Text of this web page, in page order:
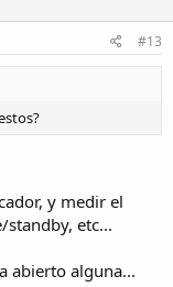
#13
y medir el
etc...
abierto alguna...